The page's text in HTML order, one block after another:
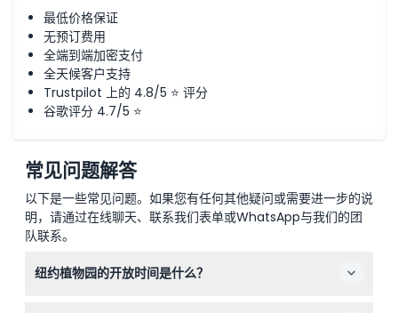
最低价格保证
无预订费用
全端到端加密支付
全天候客户支持
Trustpilot 上的 4.8/5 ⭐ 评分
谷歌评分 4.7/5 ⭐
常见问题解答
以下是一些常见问题。如果您有任何其他疑问或需要进一步的说
明，请通过在线聊天、联系我们表单或WhatsApp与我们的团
队联系。
纽约植物园的开放时间是什么？